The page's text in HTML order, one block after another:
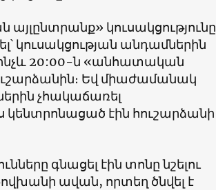
կուսակցությունը
կուսակցության անդամներին
20:00-ն «անհատական
Եվ միաժամանակ
չհակաճառել
կենտրոնացած էին հուշարձանի
գնացել էին տոնը նշելու
ավան, որտեղ ծնվել է